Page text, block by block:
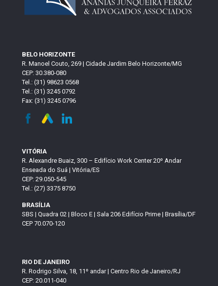
BELO HORIZONTE
R. Manoel Couto, 269 | Cidade Jardim Belo Horizonte/MG
CEP: 30.380-080
Tel.: (31) 98623 0568
Tel.: (31) 3245 0792
Fax: (31) 3245 0796
VITÓRIA
R. Alexandre Buaiz, 300 – Edifício Work Center 20º Andar
Enseada do Suá | Vitória/ES
CEP: 29.050-545
Tel.: (27) 3375 8750
BRASÍLIA
SBS | Quadra 02 | Bloco E | Sala 206 Edifício Prime | Brasília/DF
CEP 70.070-120
RIO DE JANEIRO
R. Rodrigo Silva, 18, 11º andar | Centro Rio de Janeiro/RJ
CEP: 20.011-040